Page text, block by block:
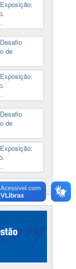
Exposição:
Desafio
de
Exposição:
Desafio
de
Exposição:
calendário